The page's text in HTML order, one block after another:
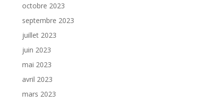
octobre 2023
septembre 2023
juillet 2023
juin 2023
mai 2023
avril 2023
mars 2023